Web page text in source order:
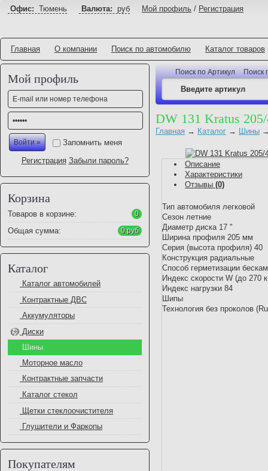
Офис: Тюмень Валюта: руб Мой профиль / Регистрация
Главная О компании Поиск по автомобилю Каталог товаров
Мой профиль
Запомнить меня
Регистрация Забыли пароль?
Корзина
Товаров в корзине: 0
Общая сумма: 0 руб
Каталог
Каталог автомобилей
Контрактные ДВС
Аккумуляторы
Диски
Шины
Моторное масло
Контрактные запчасти
Каталог стекол
Щетки стеклоочистителя
Глушители и Фаркопы
Покупателям
Поиск по Артикул Поиск
DW 131 Kratus
Главная → Каталог → Шины
Описание
Характеристики
Отзывы (0)
Тип автомобиля легковой
Сезон летние
Диаметр диска 17 "
Ширина профиля 205 мм
Серия (высота профиля) 40
Конструкция радиальные
Способ герметизации
Индекс скорости W (до 270
Индекс нагрузки 84
Шипы
Технология без проколов